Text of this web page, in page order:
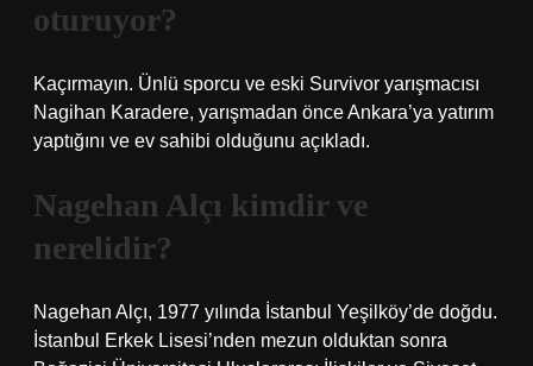
oturuyor?
Kaçırmayın. Ünlü sporcu ve eski Survivor yarışmacısı
Nagihan Karadere, yarışmadan önce Ankara’ya yatırım
yaptığını ve ev sahibi olduğunu açıkladı.
Nagehan Alçı kimdir ve
nerelidir?
Nagehan Alçı, 1977 yılında İstanbul Yeşilköy’de doğdu.
İstanbul Erkek Lisesi’nden mezun olduktan sonra